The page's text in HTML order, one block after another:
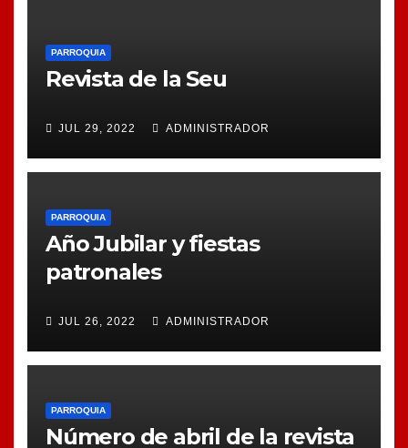
PARROQUIA
Revista de la Seu
JUL 29, 2022 ADMINISTRADOR
PARROQUIA
Año Jubilar y fiestas
patronales
JUL 26, 2022 ADMINISTRADOR
PARROQUIA
Número de abril de la revista